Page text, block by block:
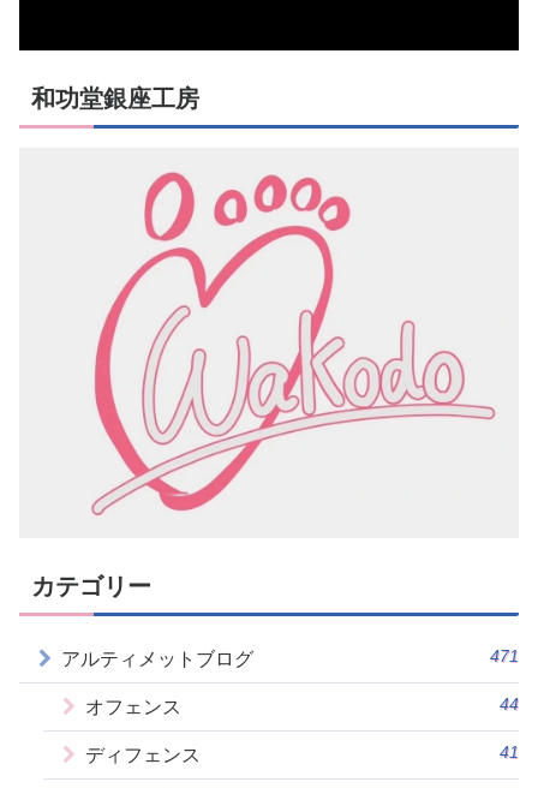
和功堂銀座工房
カテゴリー
アルティメットブログ 471
オフェンス 44
ディフェンス 41